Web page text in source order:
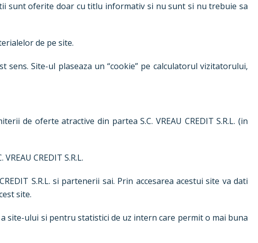
sunt oferite doar cu titlu informativ si nu sunt si nu trebuie sa
de pe site.
sens. Site-ul plaseaza un “cookie” pe calculatorul vizitatorului,
de oferte atractive din partea S.C. VREAU CREDIT S.R.L. (in
CREDIT S.R.L.
S.R.L. si partenerii sai. Prin accesarea acestui site va dati
site.
a site-ului si pentru statistici de uz intern care permit o mai buna